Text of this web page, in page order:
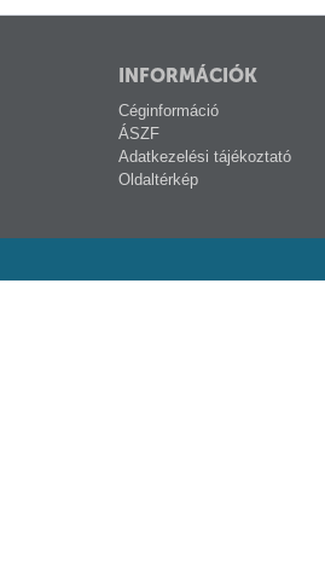
INFORMÁCIÓK
Céginformáció
ÁSZF
Adatkezelési tájékoztató
Oldaltérkép